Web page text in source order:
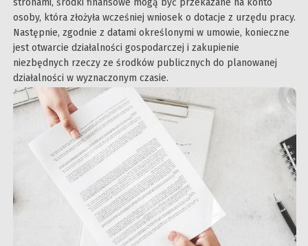
osoby, która złożyła wcześniej wniosek o dotacje z urzędu pracy.
Następnie, zgodnie z datami określonymi w umowie, konieczne
jest otwarcie działalności gospodarczej i zakupienie
niezbędnych rzeczy ze środków publicznych do planowanej
działalności w wyznaczonym czasie.